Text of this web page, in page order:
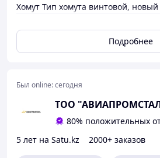
Хомут Тип хомута винтовой, новый
Подробнее
Был online:сегодня
ТОО
80% положительных
5 лет на Satu.kz
2000+ заказов